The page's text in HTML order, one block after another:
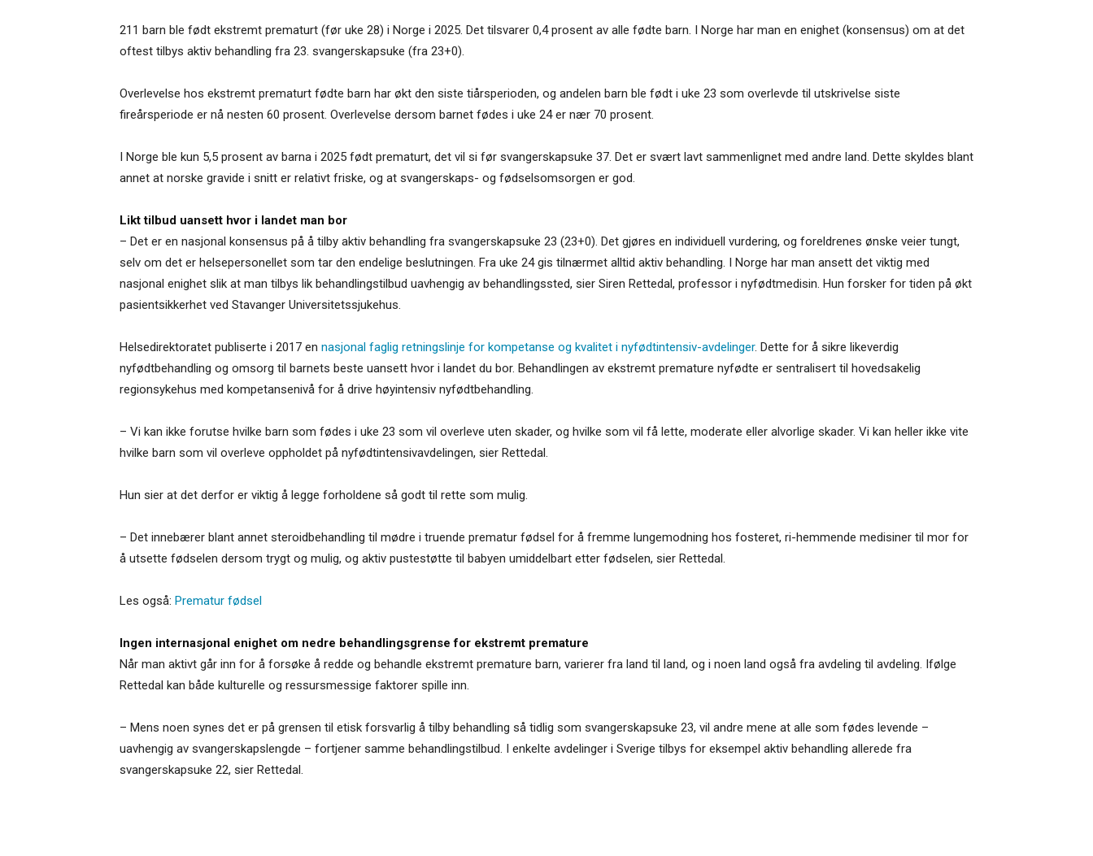
211 barn ble født ekstremt prematurt (før uke 28) i Norge i 2025. Det tilsvarer 0,4 prosent av alle fødte barn. I Norge har man en enighet (konsensus) om at det
oftest tilbys aktiv behandling fra 23. svangerskapsuke (fra 23+0).
Overlevelse hos ekstremt prematurt fødte barn har økt den siste tiårsperioden, og andelen barn ble født i uke 23 som overlevde til utskrivelse siste
fireårsperiode er nå nesten 60 prosent. Overlevelse dersom barnet fødes i uke 24 er nær 70 prosent.
I Norge ble kun 5,5 prosent av barna i 2025 født prematurt, det vil si før svangerskapsuke 37. Det er svært lavt sammenlignet med andre land. Dette skyldes blant
annet at norske gravide i snitt er relativt friske, og at svangerskaps- og fødselsomsorgen er god.
Likt tilbud uansett hvor i landet man bor
– Det er en nasjonal konsensus på å tilby aktiv behandling fra svangerskapsuke 23 (23+0). Det gjøres en individuell vurdering, og foreldrenes ønske veier tungt,
selv om det er helsepersonellet som tar den endelige beslutningen. Fra uke 24 gis tilnærmet alltid aktiv behandling. I Norge har man ansett det viktig med
nasjonal enighet slik at man tilbys lik behandlingstilbud uavhengig av behandlingssted, sier Siren Rettedal, professor i nyfødtmedisin. Hun forsker for tiden på økt
pasientsikkerhet ved Stavanger Universitetssjukehus.
Helsedirektoratet publiserte i 2017 en nasjonal faglig retningslinje for kompetanse og kvalitet i nyfødtintensiv-avdelinger. Dette for å sikre likeverdig
nyfødtbehandling og omsorg til barnets beste uansett hvor i landet du bor. Behandlingen av ekstremt premature nyfødte er sentralisert til hovedsakelig
regionsykehus med kompetansenivå for å drive høyintensiv nyfødtbehandling.
– Vi kan ikke forutse hvilke barn som fødes i uke 23 som vil overleve uten skader, og hvilke som vil få lette, moderate eller alvorlige skader. Vi kan heller ikke vite
hvilke barn som vil overleve oppholdet på nyfødtintensivavdelingen, sier Rettedal.
Hun sier at det derfor er viktig å legge forholdene så godt til rette som mulig.
– Det innebærer blant annet steroidbehandling til mødre i truende prematur fødsel for å fremme lungemodning hos fosteret, ri-hemmende medisiner til mor for
å utsette fødselen dersom trygt og mulig, og aktiv pustestøtte til babyen umiddelbart etter fødselen, sier Rettedal.
Les også: Prematur fødsel
Ingen internasjonal enighet om nedre behandlingsgrense for ekstremt premature
Når man aktivt går inn for å forsøke å redde og behandle ekstremt premature barn, varierer fra land til land, og i noen land også fra avdeling til avdeling. Ifølge
Rettedal kan både kulturelle og ressursmessige faktorer spille inn.
– Mens noen synes det er på grensen til etisk forsvarlig å tilby behandling så tidlig som svangerskapsuke 23, vil andre mene at alle som fødes levende –
uavhengig av svangerskapslengde – fortjener samme behandlingstilbud. I enkelte avdelinger i Sverige tilbys for eksempel aktiv behandling allerede fra
svangerskapsuke 22, sier Rettedal.